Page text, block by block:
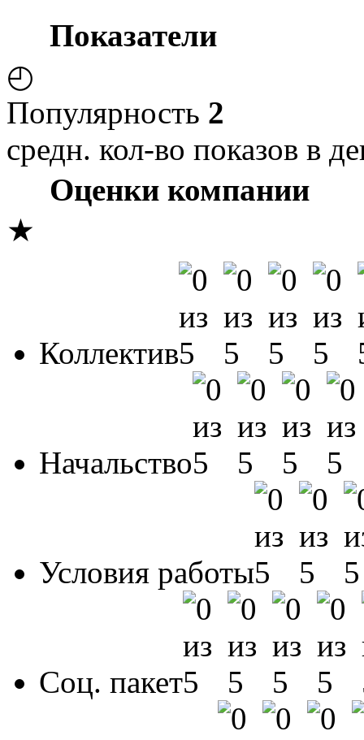
Показатели
◴
Популярность 2
средн. кол-во показов в
Оценки компании
★
Коллектив
Начальство
Условия работы
Соц. пакет